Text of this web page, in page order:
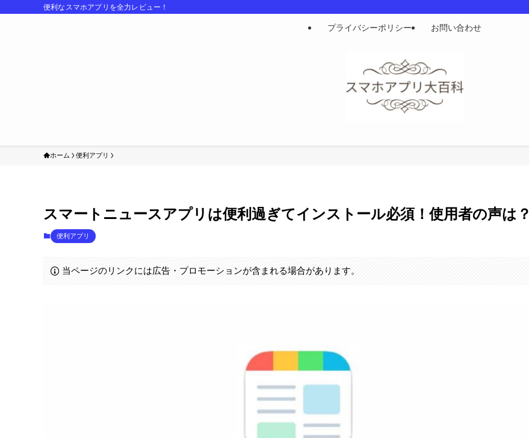
便利なスマホアプリを全力レビュー！
プライバシーポリシー お問い合わせ
ホーム 便利アプリ
スマートニュースアプリは便利過ぎてインストール必須！使用者の声は？
便利アプリ
当ページのリンクには広告・プロモーションが含まれる場合があります。